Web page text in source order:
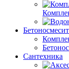
Сантехника